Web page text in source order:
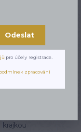
s
Odeslat
pro účely registrace.
podmínek zpracování